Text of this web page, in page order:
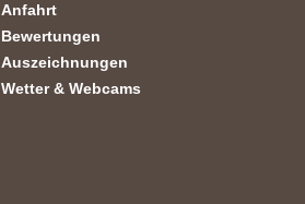
Anfahrt
Bewertungen
Auszeichnungen
Wetter & Webcams